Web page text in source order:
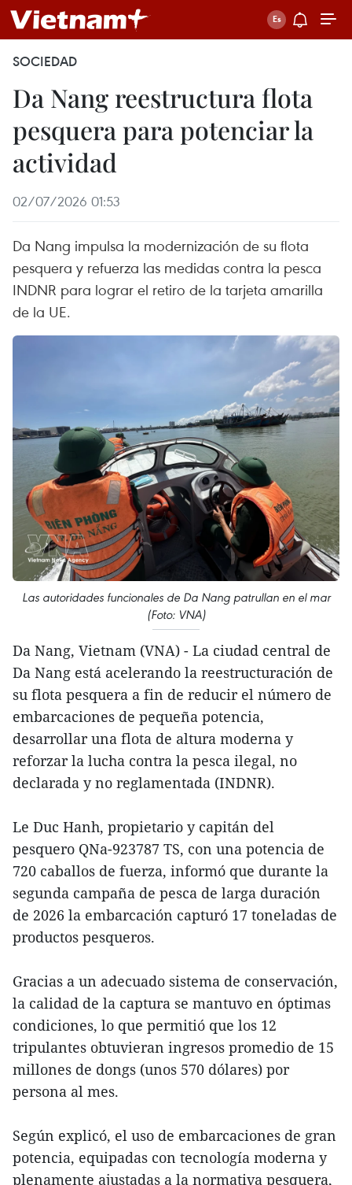
SOCIEDAD
Da Nang reestructura flota
pesquera para potenciar la
actividad
02/07/2026 01:53
Da Nang impulsa la modernización de su flota
pesquera y refuerza las medidas contra la pesca
INDNR para lograr el retiro de la tarjeta amarilla
de la UE.
Las autoridades funcionales de Da Nang patrullan en el mar
(Foto: VNA)
Da Nang, Vietnam (VNA) - La ciudad central de
Da Nang está acelerando la reestructuración de
su flota pesquera a fin de reducir el número de
embarcaciones de pequeña potencia,
desarrollar una flota de altura moderna y
reforzar la lucha contra la pesca ilegal, no
declarada y no reglamentada (INDNR).
Le Duc Hanh, propietario y capitán del
pesquero QNa-923787 TS, con una potencia de
720 caballos de fuerza, informó que durante la
segunda campaña de pesca de larga duración
de 2026 la embarcación capturó 17 toneladas de
productos pesqueros.
Gracias a un adecuado sistema de conservación,
la calidad de la captura se mantuvo en óptimas
condiciones, lo que permitió que los 12
tripulantes obtuvieran ingresos promedio de 15
millones de dongs (unos 570 dólares) por
persona al mes.
Según explicó, el uso de embarcaciones de gran
potencia, equipadas con tecnología moderna y
plenamente ajustadas a la normativa pesquera,